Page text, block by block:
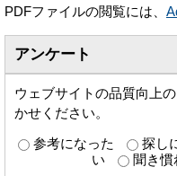
PDFファイルの閲覧には、
アンケート
ウェブサイトの品質向上
かせください。
参考になった 探し
い
聞き慣